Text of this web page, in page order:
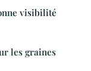
visibilité
les graines